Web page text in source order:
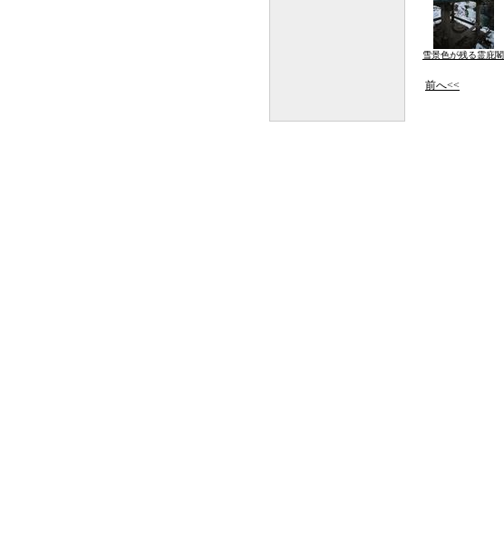
雪景色が残る霊庇閣
前へ<<